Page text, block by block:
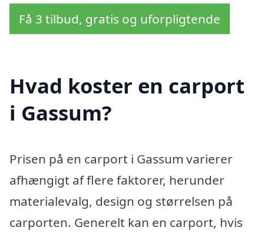
Få 3 tilbud, gratis og uforpligtende
Hvad koster en carport
i Gassum?
Prisen på en carport i Gassum varierer
afhængigt af flere faktorer, herunder
materialevalg, design og størrelsen på
carporten. Generelt kan en carport, hvis